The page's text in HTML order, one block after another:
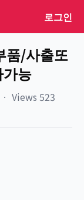
로그인
품/사출또
능
ㆍ Views 523